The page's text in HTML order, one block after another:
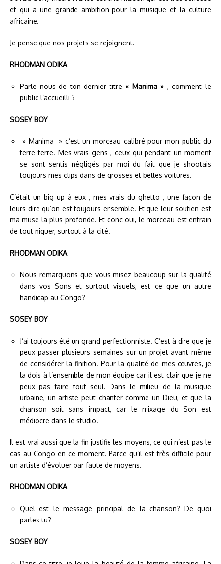
et qui a une grande ambition pour la musique et la culture
africaine.
Je pense que nos projets se rejoignent.
RHODMAN ODIKA
Parle nous de ton dernier titre« Manima » , comment le
public l’accueilli ?
SOSEY BOY
» Manima » c’est un morceau calibré pour mon public du
terre terre. Mes vrais gens , ceux qui pendant un moment
se sont sentis négligés par moi du fait que je shootais
toujours mes clips dans de grosses et belles voitures.
C’était un big up à eux , mes vrais du ghetto , une façon de
leurs dire qu’on est toujours ensemble. Et que leur soutien est
ma muse la plus profonde. Et donc oui, le morceau est entrain
de tout niquer, surtout à la cité.
RHODMAN ODIKA
Nous remarquons que vous misez beaucoup sur la qualité
dans vos Sons et surtout visuels, est ce que un autre
handicap au Congo?
SOSEY BOY
J’ai toujours été un grand perfectionniste. C’est à dire que je
peux passer plusieurs semaines sur un projet avant même
de considérer la finition. Pour la qualité de mes œuvres, je
la dois à l’ensemble de mon équipe car il est clair que je ne
peux pas faire tout seul. Dans le milieu de la musique
urbaine, un artiste peut chanter comme un Dieu, et que la
chanson soit sans impact, car le mixage du Son est
médiocre dans le studio.
Il est vrai aussi que la fin justifie les moyens, ce qui n’est pas le
cas au Congo en ce moment. Parce qu’il est très difficile pour
un artiste d’évoluer par faute de moyens.
RHODMAN ODIKA
Quel est le message principal de la chanson? De quoi
parles tu?
SOSEY BOY